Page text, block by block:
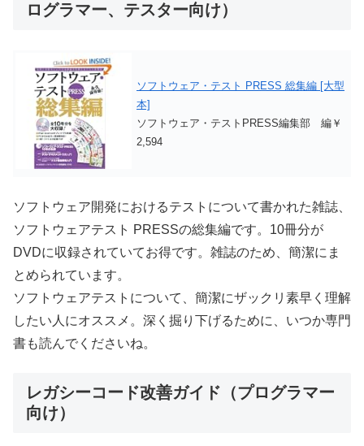
ログラマー、テスター向け）
ソフトウェア・テスト PRESS 総集編 [大型
本]
ソフトウェア・テストPRESS編集部 編￥
2,594
ソフトウェア開発におけるテストについて書かれた雑誌、
ソフトウェアテスト PRESSの総集編です。10冊分が
DVDに収録されていてお得です。雑誌のため、簡潔にま
とめられています。
ソフトウェアテストについて、簡潔にザックリ素早く理解
したい人にオススメ。深く掘り下げるために、いつか専門
書も読んでくださいね。
レガシーコード改善ガイド（プログラマー
向け）